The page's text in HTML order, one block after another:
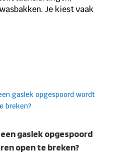
Je kiest vaak
gaslek opgespoord
open te breken?